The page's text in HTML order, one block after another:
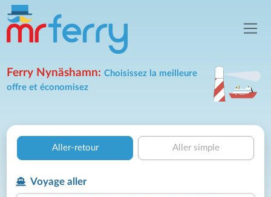
Ferry Nynäshamn:Choisissez la meilleure
offre et économisez
Aller-retour Aller simple
Voyage aller